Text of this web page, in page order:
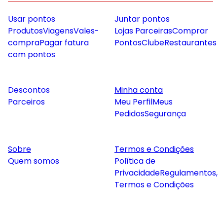
Usar pontos
ProdutosViagensVales-
compraPagar fatura
com pontos
Juntar pontos
Lojas ParceirasComprar
PontosClubeRestaurantes
Descontos
Parceiros
Minha conta
Meu PerfilMeus
PedidosSegurança
Sobre
Quem somos
Termos e Condições
Política de
PrivacidadeRegulamentos,
Termos e Condições